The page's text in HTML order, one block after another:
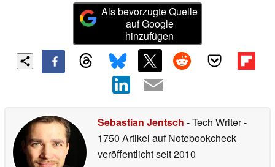
Als bevorzugte Quelle
auf Google
hinzufügen
Sebastian Jentsch - Tech Writer-
1750 Artikel auf Notebookcheck
veröffentlichtseit 2010